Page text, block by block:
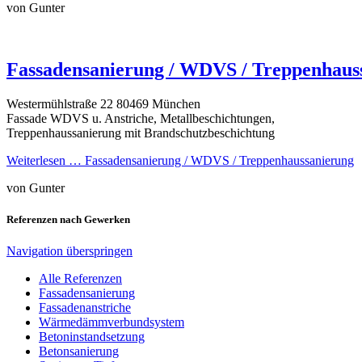
von Gunter
Fassadensanierung / WDVS /
Westermühlstraße 22 80469 München
Fassade WDVS u. Anstriche, Metallbeschichtungen,
Treppenhaussanierung mit Brandschutzbeschichtung
Weiterlesen … Fassadensanierung / WDVS / Treppenhaussanierung
von Gunter
Referenzen nach Gewerken
Navigation überspringen
Alle Referenzen
Fassadensanierung
Fassadenanstriche
Wärmedämmverbundsystem
Betoninstandsetzung
Betonsanierung